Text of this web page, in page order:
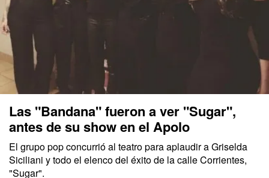
Las "Bandana" fueron a ver "Sugar",
antes de su show en el Apolo
El grupo pop concurrió al teatro para aplaudir a Griselda
Siciliani y todo el elenco del éxito de la calle Corrientes,
"Sugar".